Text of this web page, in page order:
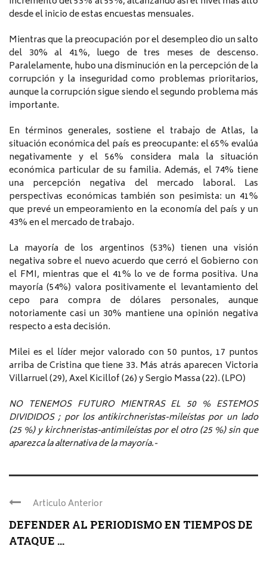
desde el inicio de estas encuestas mensuales.
Mientras que la preocupación por el desempleo dio un salto
del 30% al 41%, luego de tres meses de descenso.
Paralelamente, hubo una disminución en la percepción de la
corrupción y la inseguridad como problemas prioritarios,
aunque la corrupción sigue siendo el segundo problema más
importante.
En términos generales, sostiene el trabajo de Atlas, la
situación económica del país es preocupante: el 65% evalúa
negativamente y el 56% considera mala la situación
económica particular de su familia. Además, el 74% tiene
una percepción negativa del mercado laboral. Las
perspectivas económicas también son pesimista: un 41%
que prevé un empeoramiento en la economía del país y un
43% en el mercado de trabajo.
La mayoría de los argentinos (53%) tienen una visión
negativa sobre el nuevo acuerdo que cerró el Gobierno con
el FMI, mientras que el 41% lo ve de forma positiva. Una
mayoría (54%) valora positivamente el levantamiento del
cepo para compra de dólares personales, aunque
notoriamente casi un 30% mantiene una opinión negativa
respecto a esta decisión.
Milei es el líder mejor valorado con 50 puntos, 17 puntos
arriba de Cristina que tiene 33. Más atrás aparecen Victoria
Villarruel (29), Axel Kicillof (26) y Sergio Massa (22). (LPO)
NO TENEMOS FUTURO MIENTRAS EL 50 % ESTEMOS
DIVIDIDOS ; por los antikirchneristas-mileístas por un lado
(25 %) y kirchneristas-antimileístas por el otro (25 %) sin que
aparezca la alternativa de la mayoría.-
Articulo Anterior
DEFENDER AL PERIODISMO EN TIEMPOS DE
ATAQUE ...